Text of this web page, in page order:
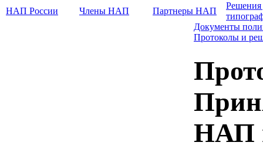
НАП России Члены НАП Партнеры НАП
Решения
Документы
Протоколы и
НАП